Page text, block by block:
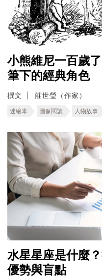
小熊維尼一百歲
筆下的經典角色
撰文 莊世瑩（作家）
迷繪本 圖像閱讀 人物故事
水星星座是什麼
優勢與盲點